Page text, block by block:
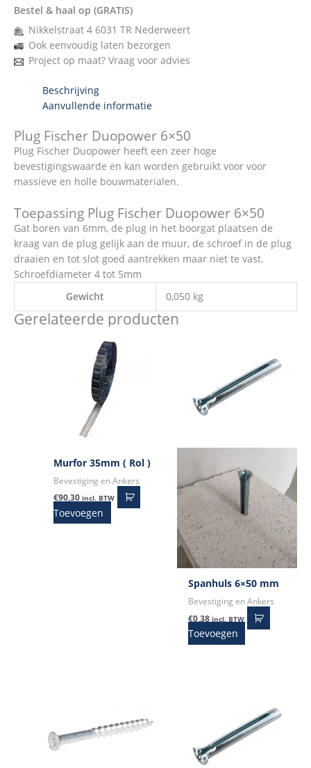
Bestel & haal op (GRATIS)
Nikkelstraat 4 6031 TR Nederweert
Ook eenvoudig laten bezorgen
Project op maat? Vraag voor advies
Beschrijving
Aanvullende informatie
Plug Fischer Duopower 6×50
Plug Fischer Duopower heeft een zeer hoge
bevestigingswaarde en kan worden gebruikt voor voor
massieve en holle bouwmaterialen.
Toepassing Plug Fischer Duopower 6×50
Gat boren van 6mm, de plug in het boorgat plaatsen de
kraag van de plug gelijk aan de muur, de schroef in de plug
draaien en tot slot goed aantrekken maar niet te vast.
Schroefdiameter 4 tot 5mm
Gewicht
0,050 kg
Gerelateerde producten
Murfor 35mm ( Rol )
Bevestiging en Ankers
€90,30 incl. BTW
Toevoegen
Spanhuls 6×50 mm
Bevestiging en Ankers
€0,38 incl. BTW
Toevoegen